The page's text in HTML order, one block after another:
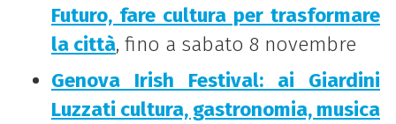
Futuro, fare cultura per trasformare
la città, fino a sabato 8 novembre
Genova Irish Festival: ai Giardini
Luzzati cultura, gastronomia, musica